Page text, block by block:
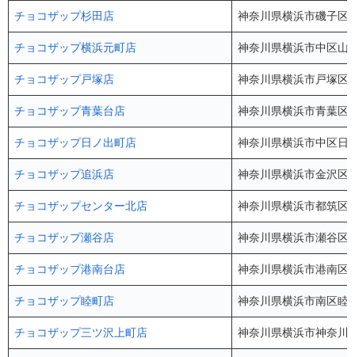
チョコザップ杉田店 神奈川県横浜市磯子
チョコザップ横浜元町店 神奈川県横浜市中区
チョコザップ戸塚店 神奈川県横浜市戸塚
チョコザップ青葉台店 神奈川県横浜市青葉
チョコザップ日ノ出町店 神奈川県横浜市中区
チョコザップ追浜店 神奈川県横浜市金沢
チョコザップセンター北店 神奈川県横浜市都筑
チョコザップ瀬谷店 神奈川県横浜市瀬谷
チョコザップ港南台店 神奈川県横浜市港南
チョコザップ睦町店 神奈川県横浜市南区
チョコザップ三ツ沢上町店 神奈川県横浜市神奈